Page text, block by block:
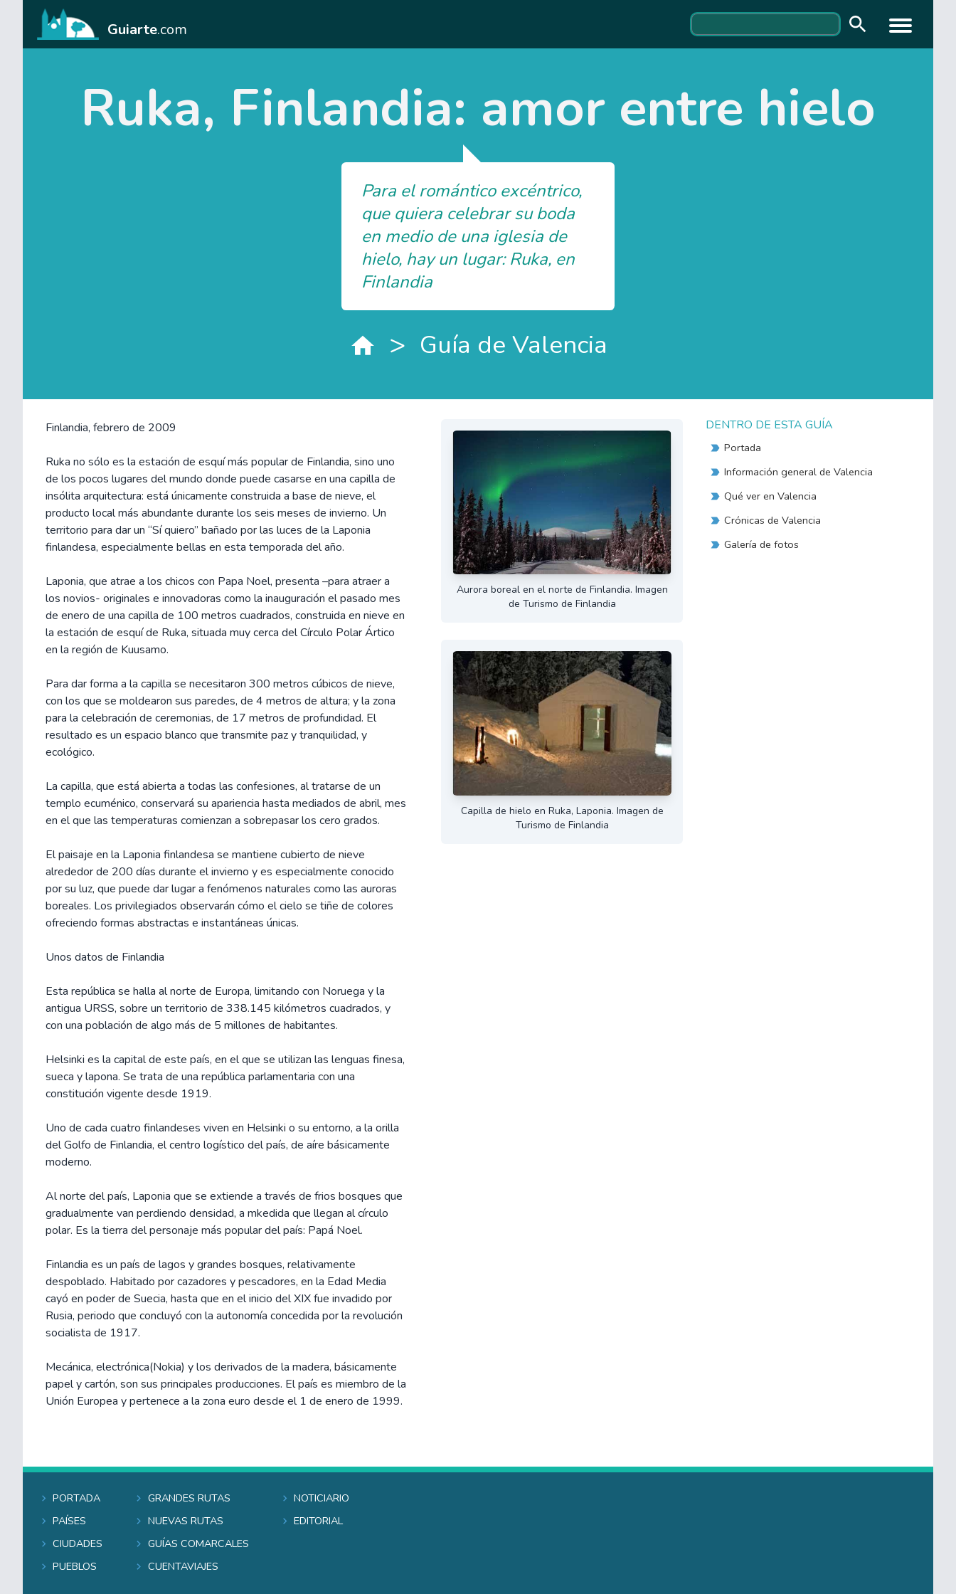
Guiarte.com
Ruka, Finlandia: amor entre hielo
Para el romántico excéntrico,
que quiera celebrar su boda
en medio de una iglesia de
hielo, hay un lugar: Ruka, en
Finlandia
> Guía de Valencia
Finlandia, febrero de 2009
Ruka no sólo es la estación de esquí más popular de Finlandia, sino uno
de los pocos lugares del mundo donde puede casarse en una capilla de
insólita arquitectura: está únicamente construida a base de nieve, el
producto local más abundante durante los seis meses de invierno. Un
territorio para dar un “Sí quiero” bañado por las luces de la Laponia
finlandesa, especialmente bellas en esta temporada del año.
Laponia, que atrae a los chicos con Papa Noel, presenta –para atraer a
los novios- originales e innovadoras como la inauguración el pasado mes
de enero de una capilla de 100 metros cuadrados, construida en nieve en
la estación de esquí de Ruka, situada muy cerca del Círculo Polar Ártico
en la región de Kuusamo.
Para dar forma a la capilla se necesitaron 300 metros cúbicos de nieve,
con los que se moldearon sus paredes, de 4 metros de altura; y la zona
para la celebración de ceremonias, de 17 metros de profundidad. El
resultado es un espacio blanco que transmite paz y tranquilidad, y
ecológico.
La capilla, que está abierta a todas las confesiones, al tratarse de un
templo ecuménico, conservará su apariencia hasta mediados de abril, mes
en el que las temperaturas comienzan a sobrepasar los cero grados.
El paisaje en la Laponia finlandesa se mantiene cubierto de nieve
alrededor de 200 días durante el invierno y es especialmente conocido
por su luz, que puede dar lugar a fenómenos naturales como las auroras
boreales. Los privilegiados observarán cómo el cielo se tiñe de colores
ofreciendo formas abstractas e instantáneas únicas.
Unos datos de Finlandia
Esta república se halla al norte de Europa, limitando con Noruega y la
antigua URSS, sobre un territorio de 338.145 kilómetros cuadrados, y
con una población de algo más de 5 millones de habitantes.
Helsinki es la capital de este país, en el que se utilizan las lenguas finesa,
sueca y lapona. Se trata de una república parlamentaria con una
constitución vigente desde 1919.
Uno de cada cuatro finlandeses viven en Helsinki o su entorno, a la orilla
del Golfo de Finlandia, el centro logístico del país, de aíre básicamente
moderno.
Al norte del país, Laponia que se extiende a través de frios bosques que
gradualmente van perdiendo densidad, a mkedida que llegan al círculo
polar. Es la tierra del personaje más popular del país: Papá Noel.
Finlandia es un país de lagos y grandes bosques, relativamente
despoblado. Habitado por cazadores y pescadores, en la Edad Media
cayó en poder de Suecia, hasta que en el inicio del XIX fue invadido por
Rusia, periodo que concluyó con la autonomía concedida por la revolución
socialista de 1917.
Mecánica, electrónica(Nokia) y los derivados de la madera, básicamente
papel y cartón, son sus principales producciones. El país es miembro de la
Unión Europea y pertenece a la zona euro desde el 1 de enero de 1999.
Aurora boreal en el norte de Finlandia. Imagen
de Turismo de Finlandia
Capilla de hielo en Ruka, Laponia. Imagen de
Turismo de Finlandia
DENTRO DE ESTA GUÍA
Portada
Información general de Valencia
Qué ver en Valencia
Crónicas de Valencia
Galería de fotos
Portada
Países
Ciudades
Pueblos
Grandes rutas
Nuevas rutas
Guías comarcales
Cuentaviajes
Noticiario
Editorial